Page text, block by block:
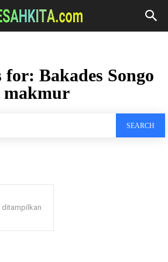
for: Bakades Songo
makmur
SEARCH
ditampilkan